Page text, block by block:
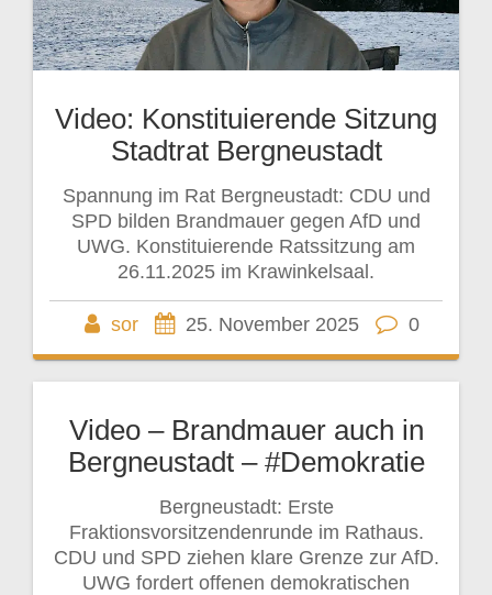
Video: Konstituierende Sitzung
Stadtrat Bergneustadt
Spannung im Rat Bergneustadt: CDU und
SPD bilden Brandmauer gegen AfD und
UWG. Konstituierende Ratssitzung am
26.11.2025 im Krawinkelsaal.
sor 25. November 2025 0
Video – Brandmauer auch in
Bergneustadt – #Demokratie
Bergneustadt: Erste
Fraktionsvorsitzendenrunde im Rathaus.
CDU und SPD ziehen klare Grenze zur AfD.
UWG fordert offenen demokratischen